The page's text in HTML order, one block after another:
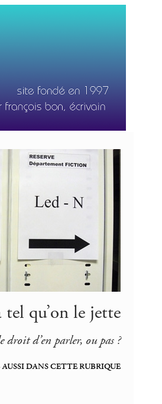
qu’on le jette
droit d’en parler, ou pas ?
AUSSI DANS CETTE RUBRIQUE